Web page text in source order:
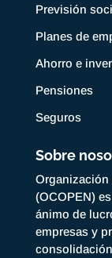
Previsión
Planes de
Ahorro e
Pensiones
Seguros
Sobre
Organización
(OCOPEN)
ánimo de
empresas y